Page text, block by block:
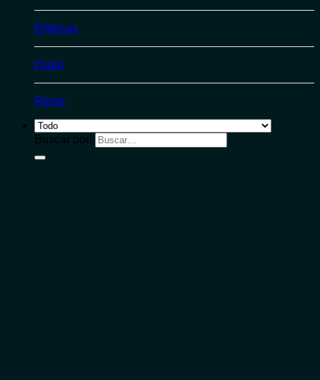
Elípticas
Esquí
Remo
Buscar por: